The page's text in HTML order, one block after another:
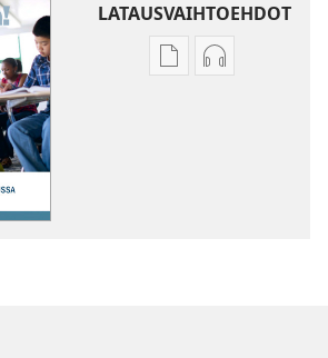
LATAUSVAIHTOEHDOT
JulkaisujenÄänitteiden